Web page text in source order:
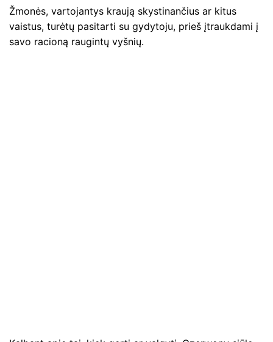
Žmonės, vartojantys kraują skystinančius ar kitus
vaistus, turėtų pasitarti su gydytoju, prieš įtraukdami į
savo racioną raugintų vyšnių.